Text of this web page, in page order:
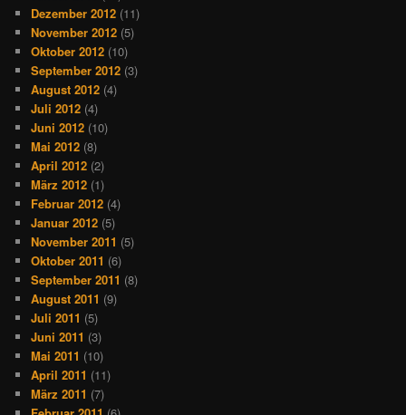
Dezember 2012 (11)
November 2012 (5)
Oktober 2012 (10)
September 2012 (3)
August 2012 (4)
Juli 2012 (4)
Juni 2012 (10)
Mai 2012 (8)
April 2012 (2)
März 2012 (1)
Februar 2012 (4)
Januar 2012 (5)
November 2011 (5)
Oktober 2011 (6)
September 2011 (8)
August 2011 (9)
Juli 2011 (5)
Juni 2011 (3)
Mai 2011 (10)
April 2011 (11)
März 2011 (7)